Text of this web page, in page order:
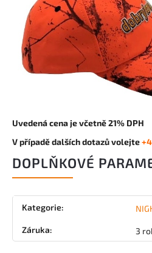
Uvedená cena je včetně 21% DPH
V případě dalších dotazů volejte
DOPLŇKOVÉ
Kategorie:
Záruka: 3